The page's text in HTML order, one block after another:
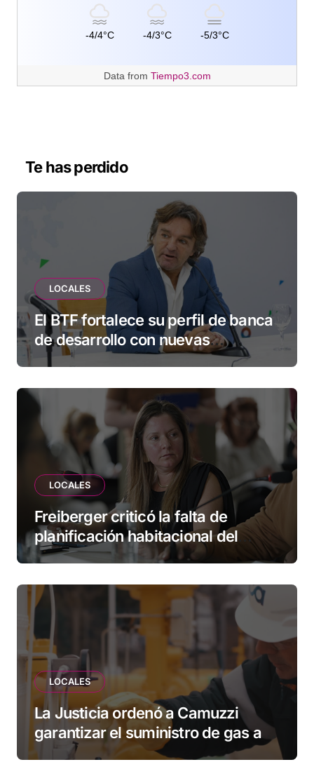
-4/4°C -4/3°C -5/3°C
Data from Tiempo3.com
Te has perdido
LOCALES
El BTF fortalece su perfil de banca
de desarrollo con nuevas
herramientas para familias y
LOCALES
Freiberger criticó la falta de
planificación habitacional del
Municipio: “Vuoto deja afuera a
esperando”
LOCALES
La Justicia ordenó a Camuzzi
garantizar el suministro de gas a
una familia de Tolhuin